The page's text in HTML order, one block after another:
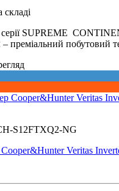
складі
серії SUPREME
преміальний побутовий
S12FTXQ2-NG
Veritas